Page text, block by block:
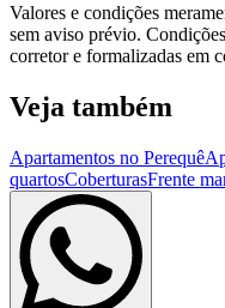
Valores e condições
sem aviso prévio.
corretor e formalizadas em
Veja também
Apartamentos no Perequê
quartosCoberturasFrente